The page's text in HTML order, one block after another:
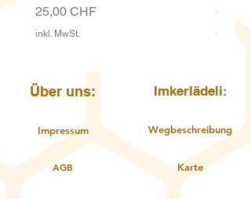
Preis
25,00 CHF
inkl. MwSt.
Preis
4,00
inkl.
Über uns: Imkerlädeli:
Impressum
AGB
Wegbeschreibung
Karte